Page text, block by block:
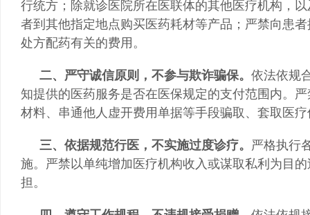
行统方；除就诊医院所在医联体的其他医疗机构，
者到其他指定地点购买医药耗材等产品；严禁向患
处方配药有关的费用。
二、严守诚信原则，不参与欺诈骗保。 依法依规
知提供的医药服务是否在医保规定的支付范围内。
材料、串通他人虚开费用单据等手段骗取、套取医
三、依据规范行医，不实施过度诊疗。
严格执行
施。严禁以单纯增加医疗机构收入或谋取私利为目
担。